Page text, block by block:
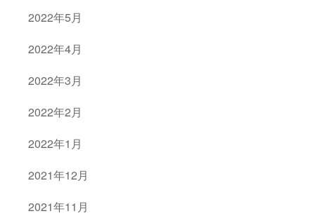
2022年5月
2022年4月
2022年3月
2022年2月
2022年1月
2021年12月
2021年11月